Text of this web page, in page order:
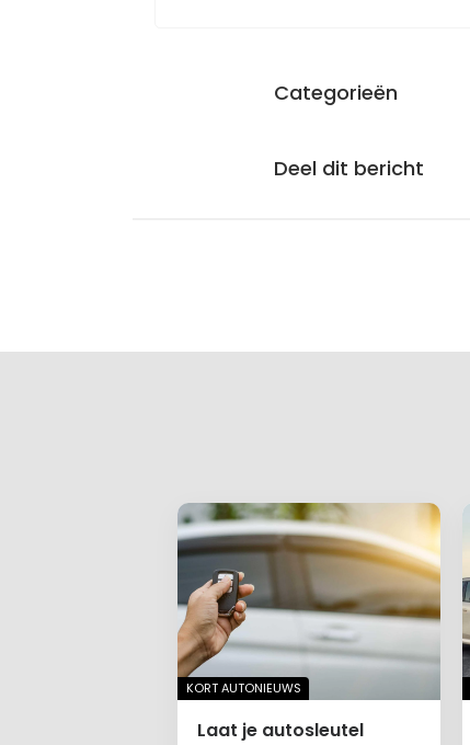
Categorieën
Deel dit bericht
KORT AUTONIEUWS
Laat je autosleutel